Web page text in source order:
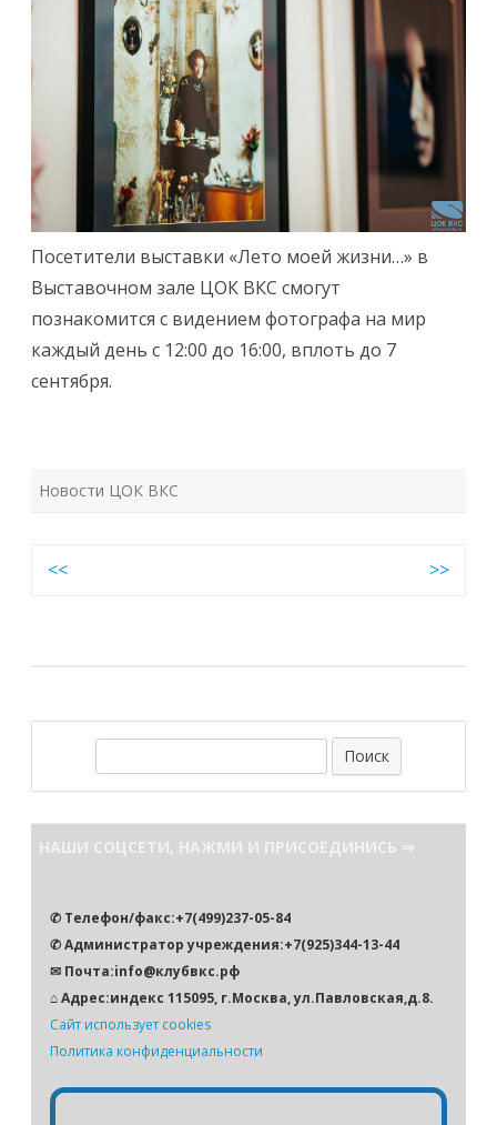
Посетители выставки «Лето моей жизни…» в
Выставочном зале ЦОК ВКС смогут
познакомится с видением фотографа на мир
каждый день с 12:00 до 16:00, вплоть до 7
сентября.
Новости ЦОК ВКС
Навигация
<< >>
НАШИ СОЦСЕТИ, НАЖМИ И ПРИСОЕДИНИСЬ ⇒
✆ Телефон/факс:+7(499)237-05-84
✆ Администратор учреждения:+7(925)344-13-44
✉ Почта:info@клубвкс.рф
⌂ Адрес:индекс 115095, г.Москва, ул.Павловская,д.8.
Сайт использует cookies
Политика конфиденциальности